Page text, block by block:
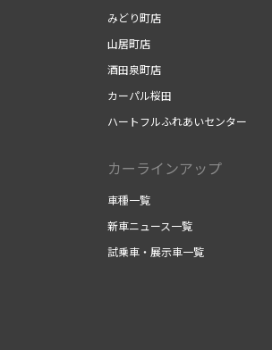
みどり町店
山居町店
酒田泉町店
カーパル桜田
ハートフルふれあいセンター
カーラインアップ
車種一覧
新車ニュース一覧
試乗車・展示車一覧